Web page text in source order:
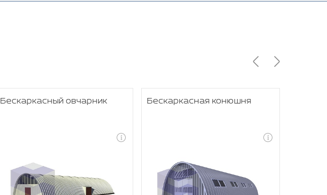
Бескаркасный овчарник Бескаркасная конюшня